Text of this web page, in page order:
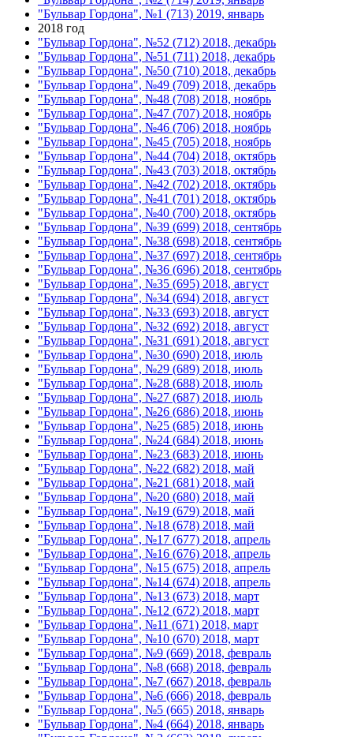
"Бульвар Гордона", №1 (713) 2019, январь
2018 год
"Бульвар Гордона", №52 (712) 2018, декабрь
"Бульвар Гордона", №51 (711) 2018, декабрь
"Бульвар Гордона", №50 (710) 2018, декабрь
"Бульвар Гордона", №49 (709) 2018, декабрь
"Бульвар Гордона", №48 (708) 2018, ноябрь
"Бульвар Гордона", №47 (707) 2018, ноябрь
"Бульвар Гордона", №46 (706) 2018, ноябрь
"Бульвар Гордона", №45 (705) 2018, ноябрь
"Бульвар Гордона", №44 (704) 2018, октябрь
"Бульвар Гордона", №43 (703) 2018, октябрь
"Бульвар Гордона", №42 (702) 2018, октябрь
"Бульвар Гордона", №41 (701) 2018, октябрь
"Бульвар Гордона", №40 (700) 2018, октябрь
"Бульвар Гордона", №39 (699) 2018, сентябрь
"Бульвар Гордона", №38 (698) 2018, сентябрь
"Бульвар Гордона", №37 (697) 2018, сентябрь
"Бульвар Гордона", №36 (696) 2018, сентябрь
"Бульвар Гордона", №35 (695) 2018, август
"Бульвар Гордона", №34 (694) 2018, август
"Бульвар Гордона", №33 (693) 2018, август
"Бульвар Гордона", №32 (692) 2018, август
"Бульвар Гордона", №31 (691) 2018, август
"Бульвар Гордона", №30 (690) 2018, июль
"Бульвар Гордона", №29 (689) 2018, июль
"Бульвар Гордона", №28 (688) 2018, июль
"Бульвар Гордона", №27 (687) 2018, июль
"Бульвар Гордона", №26 (686) 2018, июнь
"Бульвар Гордона", №25 (685) 2018, июнь
"Бульвар Гордона", №24 (684) 2018, июнь
"Бульвар Гордона", №23 (683) 2018, июнь
"Бульвар Гордона", №22 (682) 2018, май
"Бульвар Гордона", №21 (681) 2018, май
"Бульвар Гордона", №20 (680) 2018, май
"Бульвар Гордона", №19 (679) 2018, май
"Бульвар Гордона", №18 (678) 2018, май
"Бульвар Гордона", №17 (677) 2018, апрель
"Бульвар Гордона", №16 (676) 2018, апрель
"Бульвар Гордона", №15 (675) 2018, апрель
"Бульвар Гордона", №14 (674) 2018, апрель
"Бульвар Гордона", №13 (673) 2018, март
"Бульвар Гордона", №12 (672) 2018, март
"Бульвар Гордона", №11 (671) 2018, март
"Бульвар Гордона", №10 (670) 2018, март
"Бульвар Гордона", №9 (669) 2018, февраль
"Бульвар Гордона", №8 (668) 2018, февраль
"Бульвар Гордона", №7 (667) 2018, февраль
"Бульвар Гордона", №6 (666) 2018, февраль
"Бульвар Гордона", №5 (665) 2018, январь
"Бульвар Гордона", №4 (664) 2018, январь